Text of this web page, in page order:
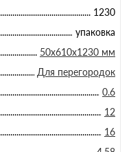
1230
упаковка
50х610х1230 мм
Для перегородок
0.6
12
16